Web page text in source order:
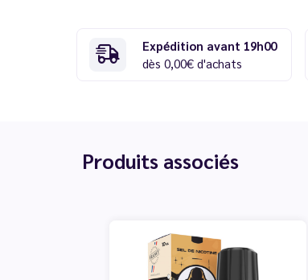
Expédition avant 19h00
dès 0,00€ d'achats
Produits associés